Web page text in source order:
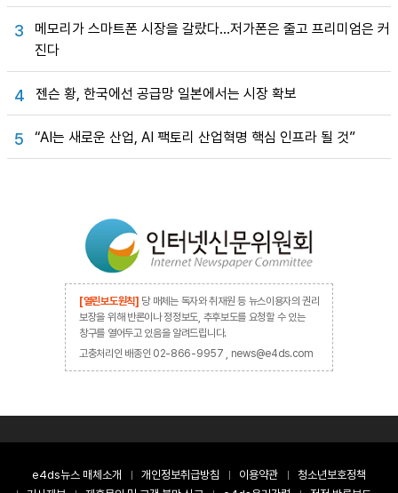
3
메모리가 스마트폰 시장을 갈랐다…저가폰은 줄고 프리미엄은 커
진다
4 젠슨 황, 한국에선 공급망 일본에서는 시장 확보
5 “AI는 새로운 산업, AI 팩토리 산업혁명 핵심 인프라 될 것”
[열린보도원칙] 당 매체는 독자와 취재원 등 뉴스이용자의 권리
보장을 위해 반론이나 정정보도, 추후보도를 요청할 수 있는
창구를 열어두고 있음을 알려드립니다.
고충처리인 배종인 02-866-9957 , news@e4ds.com
e4ds뉴스 매체소개 개인정보취급방침 이용약관
청소년보호정책